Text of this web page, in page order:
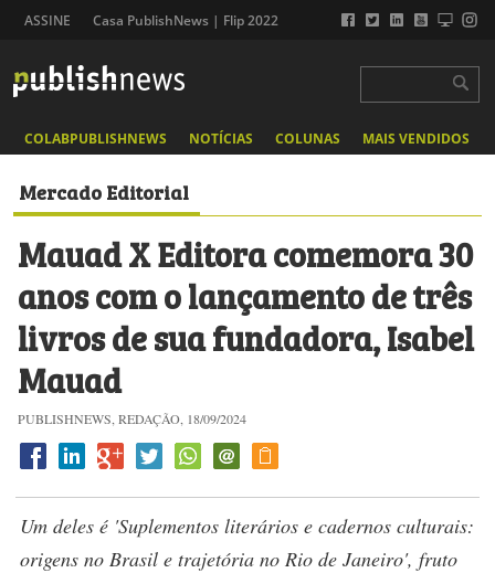
ASSINE Casa PublishNews | Flip 2022
COLABPUBLISHNEWS NOTÍCIAS COLUNAS MAIS VENDIDOS
Mercado Editorial
Mauad X Editora comemora 30
anos com o lançamento de três
livros de sua fundadora, Isabel
Mauad
PUBLISHNEWS, REDAÇÃO, 18/09/2024
Um deles é 'Suplementos literários e cadernos culturais:
origens no Brasil e trajetória no Rio de Janeiro', fruto